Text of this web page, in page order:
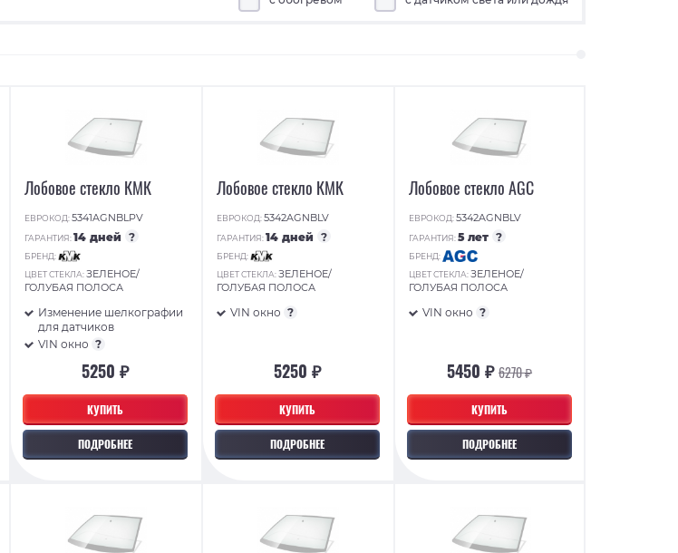
КУПИТЬ
ПОДРОБНЕЕ
Лобовое стекло КМК
ЕВРОКОД:5341AGNBLPV
ГАРАНТИЯ:14 дней ?
БРЕНД:
ЦВЕТ СТЕКЛА:ЗЕЛЕНОЕ/
ГОЛУБАЯ ПОЛОСА
Изменение шелкографии
для датчиков
VIN окно ?
5250 ₽
КУПИТЬ
ПОДРОБНЕЕ
Лобовое стекло КМК
ЕВРОКОД:5342AGNBLV
ГАРАНТИЯ:14 дней ?
БРЕНД:
ЦВЕТ СТЕКЛА:ЗЕЛЕНОЕ/
ГОЛУБАЯ ПОЛОСА
VIN окно ?
5250 ₽
КУПИТЬ
ПОДРОБНЕЕ
Лобовое стекло AGC
ЕВРОКОД:5342AGNBLV
ГАРАНТИЯ:5 лет ?
БРЕНД:
ЦВЕТ СТЕКЛА:ЗЕЛЕНОЕ/
ГОЛУБАЯ ПОЛОСА
VIN окно ?
5450 ₽6270 ₽